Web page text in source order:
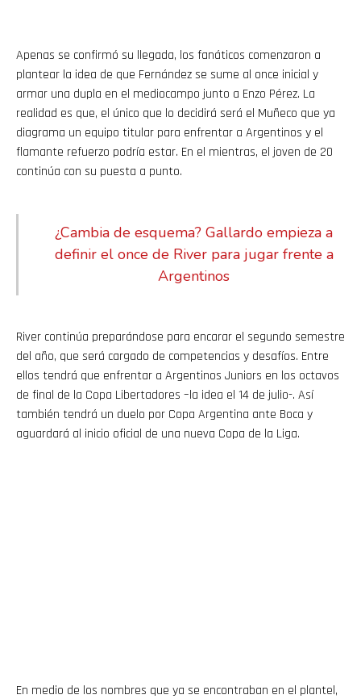
Apenas se confirmó su llegada, los fanáticos comenzaron a
plantear la idea de que Fernández se sume al once inicial y
armar una dupla en el mediocampo junto a Enzo Pérez. La
realidad es que, el único que lo decidirá será el Muñeco que ya
diagrama un equipo titular para enfrentar a Argentinos y el
flamante refuerzo podría estar. En el mientras, el joven de 20
continúa con su puesta a punto.
¿Cambia de esquema? Gallardo empieza a
definir el once de River para jugar frente a
Argentinos
River continúa preparándose para encarar el segundo semestre
del año, que será cargado de competencias y desafíos. Entre
ellos tendrá que enfrentar a Argentinos Juniors en los octavos
de final de la Copa Libertadores –la idea el 14 de julio-. Así
también tendrá un duelo por Copa Argentina ante Boca y
aguardará al inicio oficial de una nueva Copa de la Liga.
En medio de los nombres que ya se encontraban en el plantel,